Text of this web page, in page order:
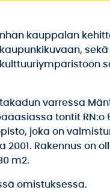
kauppalan
varressa
tontit RN:o
joka on
2001. Rakennus on
m2.
omistuksessa.